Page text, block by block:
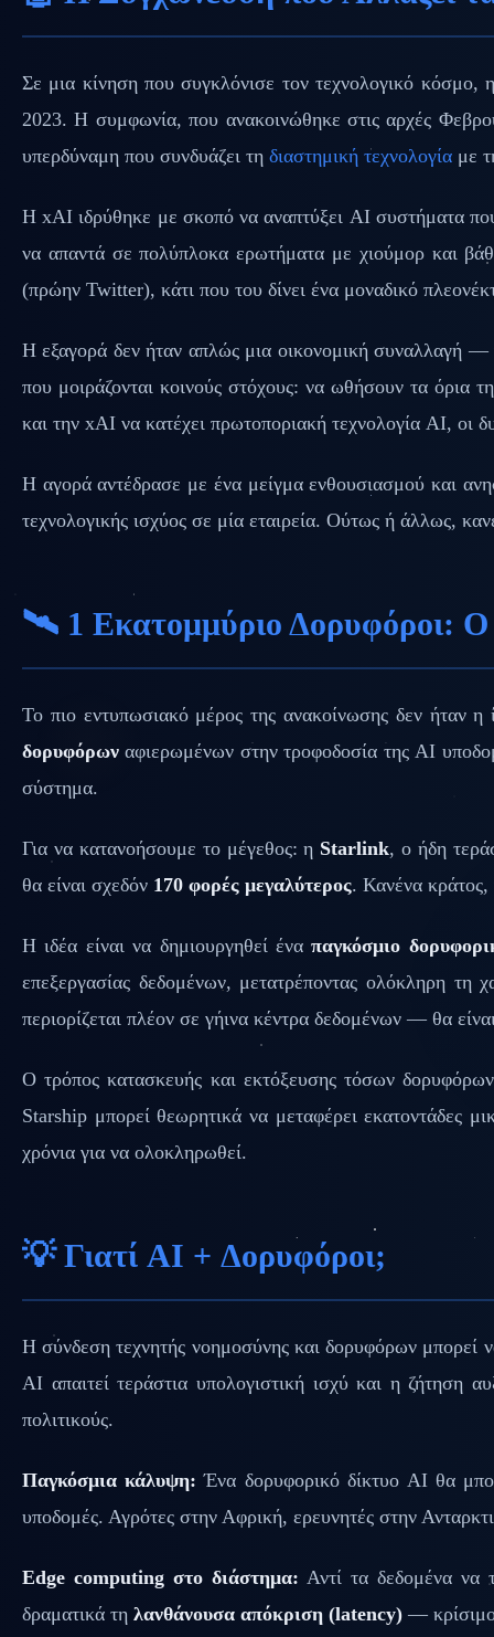
Σε μια κίνηση που συγκλόνισε τον τεχνολογικό κόσμο, η
2023. Η συμφωνία, που ανακοινώθηκε στις αρχές
υπερδύναμη που συνδυάζει τη διαστημική τεχνολογία με
Η xAI ιδρύθηκε με σκοπό να αναπτύξει AI συστήματα
να απαντά σε πολύπλοκα ερωτήματα με χιούμορ και
(πρώην Twitter), κάτι που του δίνει ένα μοναδικό
Η εξαγορά δεν ήταν απλώς μια οικονομική συναλλαγή
που μοιράζονται κοινούς στόχους: να ωθήσουν τα όρια
και την xAI να κατέχει πρωτοποριακή τεχνολογία AI, οι
Η αγορά αντέδρασε με ένα μείγμα ενθουσιασμού και
τεχνολογικής ισχύος σε μία εταιρεία. Ούτως ή άλλως,
🛰️ 1 Εκατομμύριο Δορυφόροι: Ο
Το πιο εντυπωσιακό μέρος της ανακοίνωσης δεν ήταν
δορυφόρων αφιερωμένων στην τροφοδοσία της AI
σύστημα.
Για να κατανοήσουμε το μέγεθος: η Starlink, ο ήδη
θα είναι σχεδόν 170 φορές μεγαλύτερος. Κανένα κράτος,
Η ιδέα είναι να δημιουργηθεί έναπαγκόσμιο
επεξεργασίας δεδομένων, μετατρέποντας ολόκληρη
περιορίζεται πλέον σε γήινα κέντρα δεδομένων — θα
Ο τρόπος κατασκευής και εκτόξευσης τόσων
Starship μπορεί θεωρητικά να μεταφέρει εκατοντάδες
χρόνια για να ολοκληρωθεί.
💡 Γιατί AI + Δορυφόροι;
Η σύνδεση τεχνητής νοημοσύνης και δορυφόρων μπορεί
AI απαιτεί τεράστια υπολογιστική ισχύ και η ζήτηση
πολιτικούς.
Παγκόσμια κάλυψη: Ένα δορυφορικό δίκτυο AI θα
υποδομές. Αγρότες στην Αφρική, ερευνητές στην
Edge computing στο διάστημα: Αντί τα δεδομένα να
δραματικά τη λανθάνουσα απόκριση (latency) —